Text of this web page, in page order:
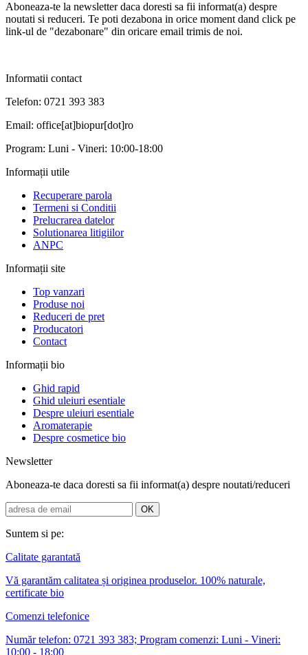
Aboneaza-te la newsletter daca doresti sa fii informat(a) despre
noutati si reduceri. Te poti dezabona in orice moment dand click pe
link-ul de "dezabonare" din oricare email trimis de noi.
Informatii contact
Telefon: 0721 393 383
Email: office[at]biopur[dot]ro
Program: Luni - Vineri: 10:00-18:00
Informații utile
Recuperare parola
Termeni si Conditii
Prelucrarea datelor
Solutionarea litigiilor
ANPC
Informații site
Top vanzari
Produse noi
Reduceri de pret
Producatori
Contact
Informații bio
Ghid rapid
Ghid uleiuri esentiale
Despre uleiuri esentiale
Aromaterapie
Despre cosmetice bio
Newsletter
Aboneaza-te daca doresti sa fii informat(a) despre noutati/reduceri
Suntem si pe:
Calitate garantată
Vă garantăm calitatea și originea produselor. 100% naturale,
certificate bio
Comenzi telefonice
Număr telefon: 0721 393 383; Program comenzi: Luni - Vineri:
10:00 - 18:00